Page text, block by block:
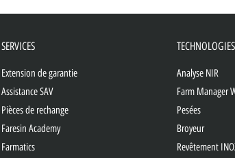
SERVICES
Extension de garantie
Assistance SAV
Pièces de rechange
Faresin Academy
Farmatics
TECHNOLOGIES
Analyse NIR
Farm Manager
Pesées
Broyeur
Revêtement